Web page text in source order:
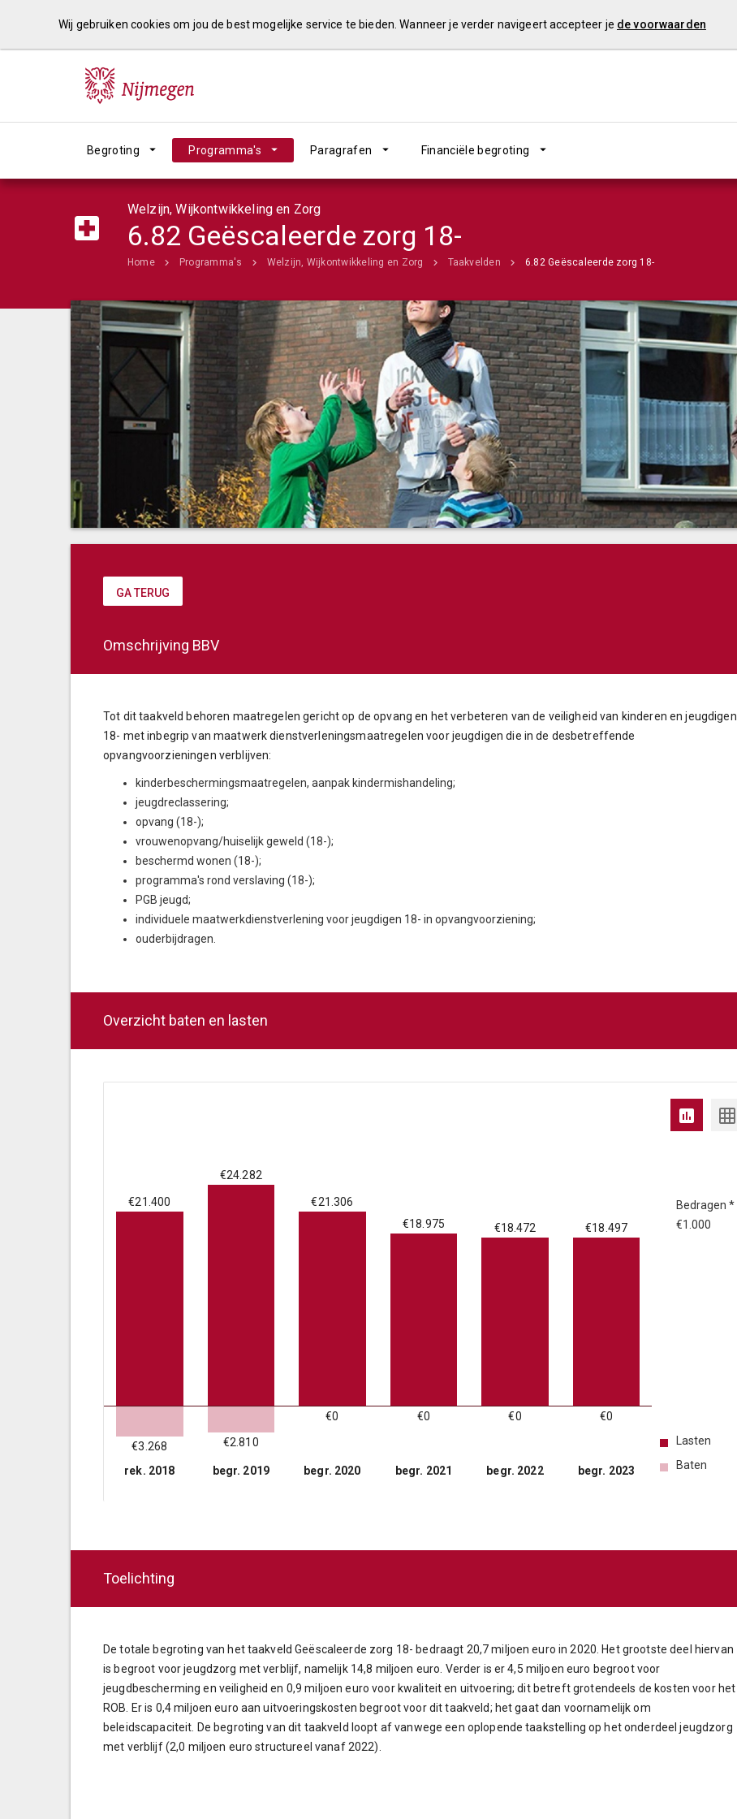
Begroting Programma's Paragrafen Financiële begroting
Welzijn, Wijkontwikkeling en Zorg
6.82 Geëscaleerde zorg 18-
Home Programma's Welzijn, Wijkontwikkeling en Zorg Taakvelden 6.82 Geëscaleerde zorg 18-
Omschrijving BBV
Tot dit taakveld behoren maatregelen gericht op de opvang en het verbeteren van de veiligheid van kinderen en jeugdigen
18- met inbegrip van maatwerk dienstverleningsmaatregelen voor jeugdigen die in de desbetreffende
opvangvoorzieningen verblijven:
kinderbeschermingsmaatregelen, aanpak kindermishandeling;
jeugdreclassering;
opvang (18-);
vrouwenopvang/huiselijk geweld (18-);
beschermd wonen (18-);
programma's rond verslaving (18-);
PGB jeugd;
individuele maatwerkdienstverlening voor jeugdigen 18- in opvangvoorziening;
ouderbijdragen.
Overzicht baten en lasten
€21.400
€3.268
rek. 2018
€24.282
€2.810
begr. 2019
€21.306
€0
begr. 2020
€18.975
€0
begr. 2021
€18.472
€0
begr. 2022
€18.497
€0
begr. 2023
Bedragen *
€1.000
Lasten
Baten
Toelichting
De totale begroting van het taakveld Geëscaleerde zorg 18- bedraagt 20,7 miljoen euro in 2020. Het grootste deel hiervan
is begroot voor jeugdzorg met verblijf, namelijk 14,8 miljoen euro. Verder is er 4,5 miljoen euro begroot voor
jeugdbescherming en veiligheid en 0,9 miljoen euro voor kwaliteit en uitvoering; dit betreft grotendeels de kosten voor het
ROB. Er is 0,4 miljoen euro aan uitvoeringskosten begroot voor dit taakveld; het gaat dan voornamelijk om
beleidscapaciteit. De begroting van dit taakveld loopt af vanwege een oplopende taakstelling op het onderdeel jeugdzorg
met verblijf (2,0 miljoen euro structureel vanaf 2022).
GA TERUG
Wij gebruiken cookies om jou de best mogelijke service te bieden. Wanneer je verder navigeert accepteer je de voorwaarden